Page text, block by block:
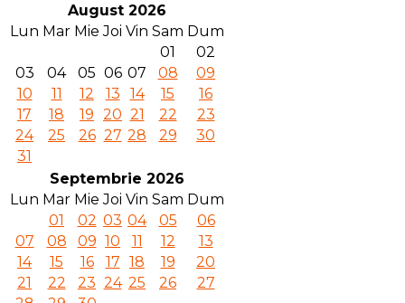
August 2026
Lun Mar Mie Joi Vin Sam Dum
01
02
03
04 05 06 07 08
09
10
11 12 13 14 15
16
17
18 19 20 21 22
23
24
25 26 27 28 29
30
31
Septembrie 2026
Lun Mar Mie Joi Vin Sam Dum
01
02 03 04 05
06
07
08 09 10 11 12
13
14
15 16 17 18 19
20
21
22 23 24 25 26
27